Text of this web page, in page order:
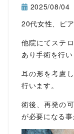
2025/08/04
20代女性、ピ
他院にてステ
あり手術を行い
耳の形を考慮
行います。
術後、再発の
が必要になる事